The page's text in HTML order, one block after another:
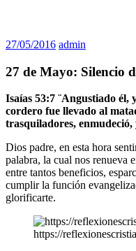
27/05/2016 admin
27 de Mayo: Silencio
Isaías 53:7 ¨Angustiado
cordero fue llevado al
trasquiladores, enmudeció,
Dios padre, en esta hora
palabra, la cual nos renueva
entre tantos beneficios,
cumplir la función
glorificarte.
https://